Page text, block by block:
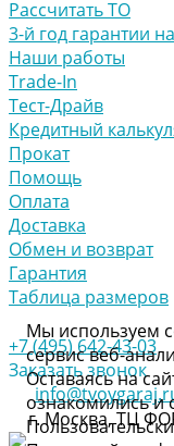
Рассчитать ТО
3-й год гарантии
Наши работы
Trade-In
Тест-Драйв
Кредитный
Прокат
Помощь
Оплата
Доставка
Обмен и возврат
Гарантия
Таблица размеров
+7 (495) 642-43-03
Заказать звонок
г. Москва, ТЦ
Мы используем
сервис веб-
Оставаясь на
ознакомились и